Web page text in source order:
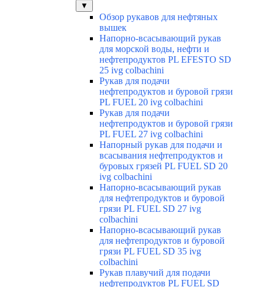
▼
Обзор рукавов для нефтяных
вышек
Напорно-всасывающий рукав
для морской воды, нефти и
нефтепродуктов PL EFESTO SD
25 ivg colbachini
Рукав для подачи
нефтепродуктов и буровой грязи
PL FUEL 20 ivg colbachini
Рукав для подачи
нефтепродуктов и буровой грязи
PL FUEL 27 ivg colbachini
Напорный рукав для подачи и
всасывания нефтепродуктов и
буровых грязей PL FUEL SD 20
ivg colbachini
Напорно-всасывающий рукав
для нефтепродуктов и буровой
грязи PL FUEL SD 27 ivg
colbachini
Напорно-всасывающий рукав
для нефтепродуктов и буровой
грязи PL FUEL SD 35 ivg
colbachini
Рукав плавучий для подачи
нефтепродуктов PL FUEL SD